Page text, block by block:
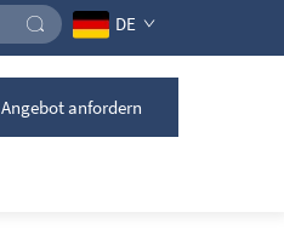
DE
Angebot anfordern